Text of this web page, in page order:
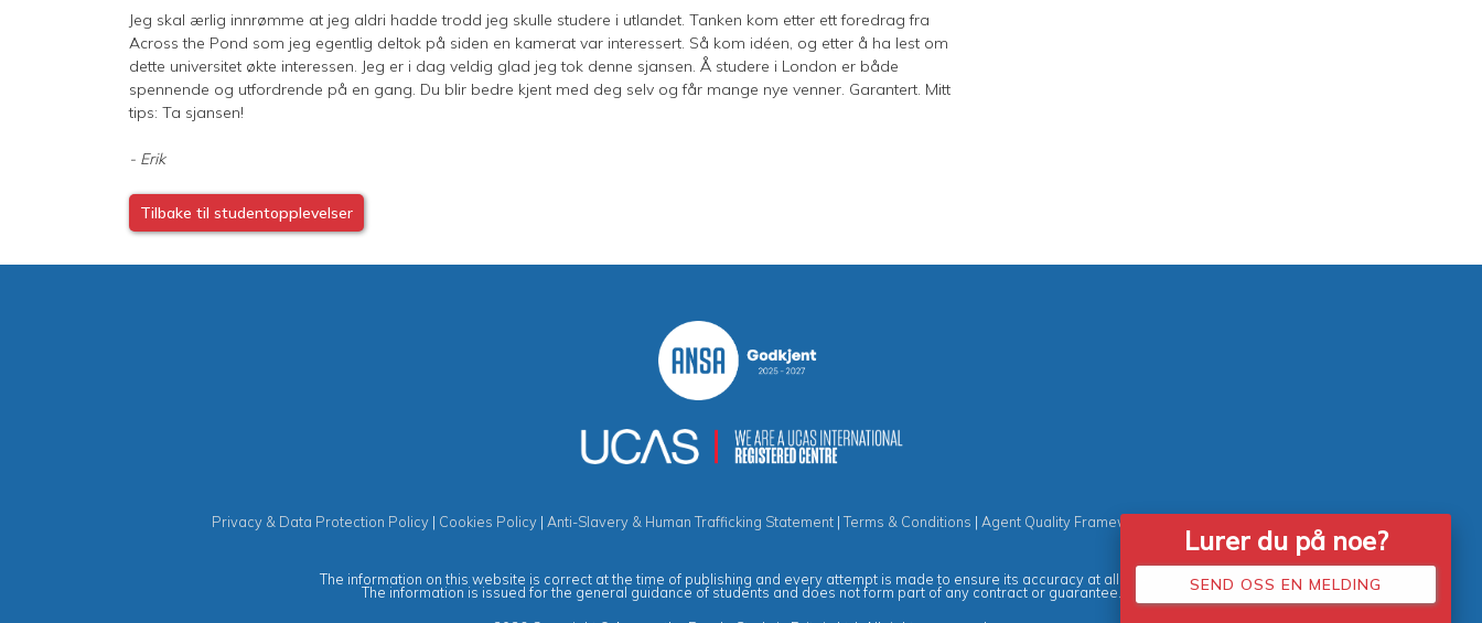
Jeg skal ærlig innrømme at jeg aldri hadde trodd jeg skulle studere i utlandet. Tanken kom etter ett foredrag fra
Across the Pond som jeg egentlig deltok på siden en kamerat var interessert. Så kom idéen, og etter å ha lest om
dette universitet økte interessen. Jeg er i dag veldig glad jeg tok denne sjansen. Å studere i London er både
spennende og utfordrende på en gang. Du blir bedre kjent med deg selv og får mange nye venner. Garantert. Mitt
tips: Ta sjansen!
- Erik
Tilbake til studentopplevelser
Privacy & Data Protection Policy | Cookies Policy | Anti-Slavery & Human Trafficking Statement | Terms & Conditions | Agent Quality Framework (AQF)
The information on this website is correct at the time of publishing and every attempt is made to ensure its accuracy at all times.
The information is issued for the general guidance of students and does not form part of any contract or guarantee.
Lurer du på noe?
SEND OSS EN MELDING